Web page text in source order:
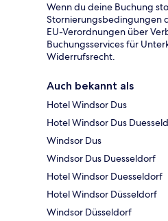
Wenn du deine Buchung
Stornierungsbedingungen
EU-Verordnungen über
Buchungsservices für
Widerrufsrecht.
Auch bekannt als
Hotel Windsor Dus
Hotel Windsor Dus
Windsor Dus
Windsor Dus Duesseldorf
Hotel Windsor Duesseldorf
Hotel Windsor Düsseldorf
Windsor Düsseldorf